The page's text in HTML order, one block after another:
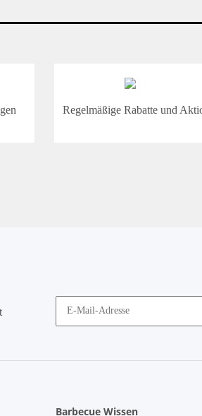
Regelmäßige Rabatte und
Barbecue Wissen